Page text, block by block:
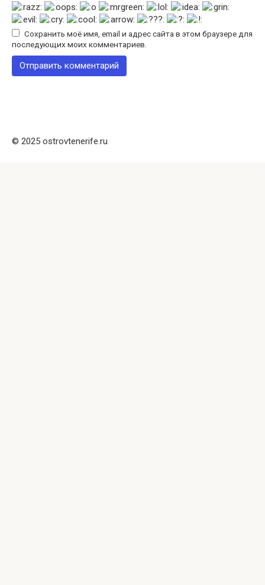
Сохранить моё имя, email и адрес сайта в этом браузере для
последующих моих комментариев.
© 2025 ostrovtenerife.ru